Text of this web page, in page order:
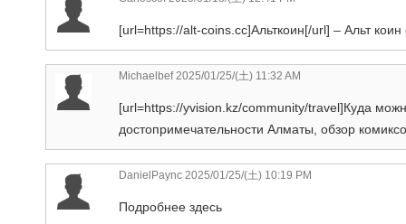
[url=https://alt-coins.cc]Альткоин[/url] – Альт
Michaelbef2025/01/25/(土) 11:32 AM
[url=https://yvision.kz/community/travel]Куда
достопримечательности Алматы, обзор
DanielPaync 2025/01/25/(土) 10:19 PM
Подробнее здесь